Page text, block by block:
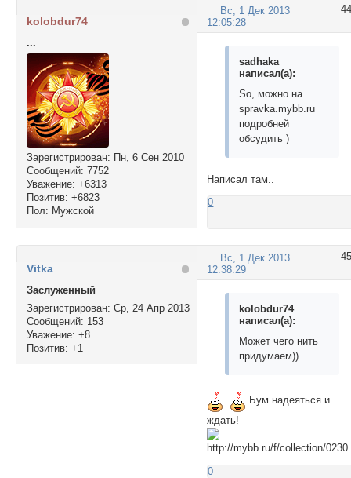
44
Вс, 1 Дек 2013
12:05:28
kolobdur74
...
Зарегистрирован: Пн, 6 Сен 2010
Сообщений: 7752
Уважение: +6313
Позитив: +6823
Пол: Мужской
sadhaka
написал(а):
So, можно на
spravka.mybb.ru
подробней
обсудить )
Написал там..
0
45
Вс, 1 Дек 2013
12:38:29
Vitka
Заслуженный
Зарегистрирован: Ср, 24 Апр 2013
Сообщений: 153
Уважение: +8
Позитив: +1
kolobdur74
написал(а):
Может чего нить
придумаем))
Бум надеяться и
ждать!
0